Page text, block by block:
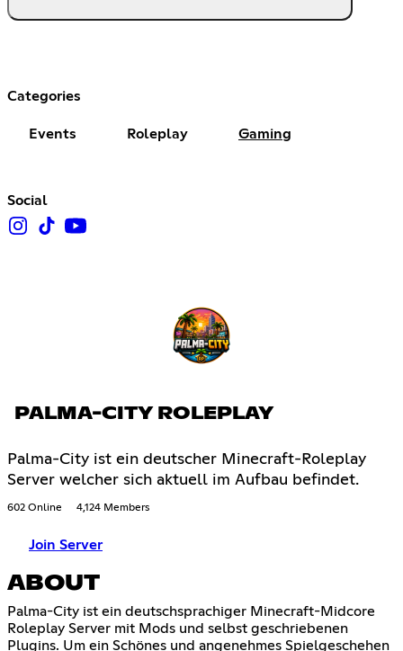
Categories
Events Roleplay Gaming
Social
PALMA-CITY ROLEPLAY
Palma-City ist ein deutscher Minecraft-Roleplay
Server welcher sich aktuell im Aufbau befindet.
602 Online 4,124 Members
Join Server
ABOUT
Palma-City ist ein deutschsprachiger Minecraft-Midcore
Roleplay Server mit Mods und selbst geschriebenen
Plugins. Um ein Schönes und angenehmes Spielgeschehen